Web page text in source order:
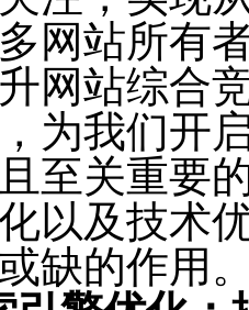
网站所有
网站综合
为我们开
至关重要
以及技术
缺的作用